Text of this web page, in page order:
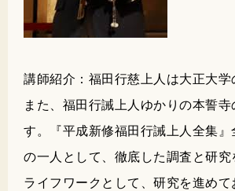
講師紹介：福田行慈上人は大正大学
また、福田行誡上人ゆかりの本誓
す。『平成新修福田行誡上人全集』
の一人として、徹底した調査と研究
ライフワークとして、研究を進めて